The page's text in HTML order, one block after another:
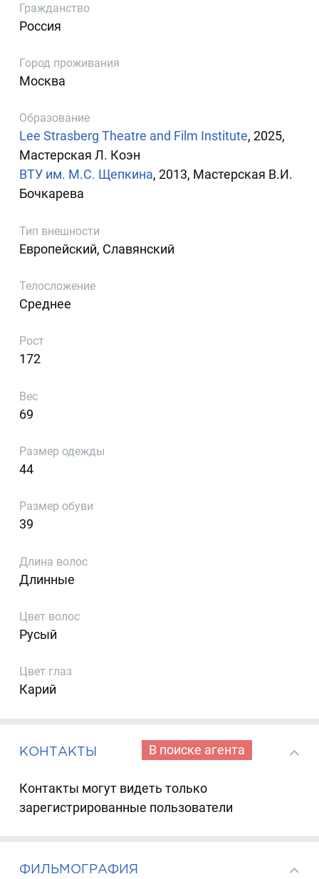
Гражданство
Россия
Город проживания
Москва
Образование
Lee Strasberg Theatre and Film Institute, 2025,
Мастерская Л. Коэн
ВТУ им. М.С. Щепкина, 2013, Мастерская В.И.
Бочкарева
Тип внешности
Европейский, Славянский
Телосложение
Среднее
Рост
172
Вес
69
Размер одежды
44
Размер обуви
39
Длина волос
Длинные
Цвет волос
Русый
Цвет глаз
Карий
КОНТАКТЫ В поиске агента
Контакты могут видеть только
зарегистрированные пользователи
ФИЛЬМОГРАФИЯ